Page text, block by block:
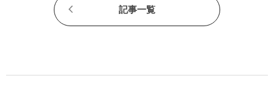
記事一覧